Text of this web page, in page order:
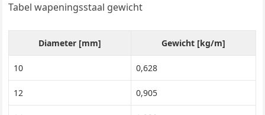
Tabel wapeningsstaal gewicht
Diameter [mm] Gewicht [kg/m]
10 0,628
12 0,905